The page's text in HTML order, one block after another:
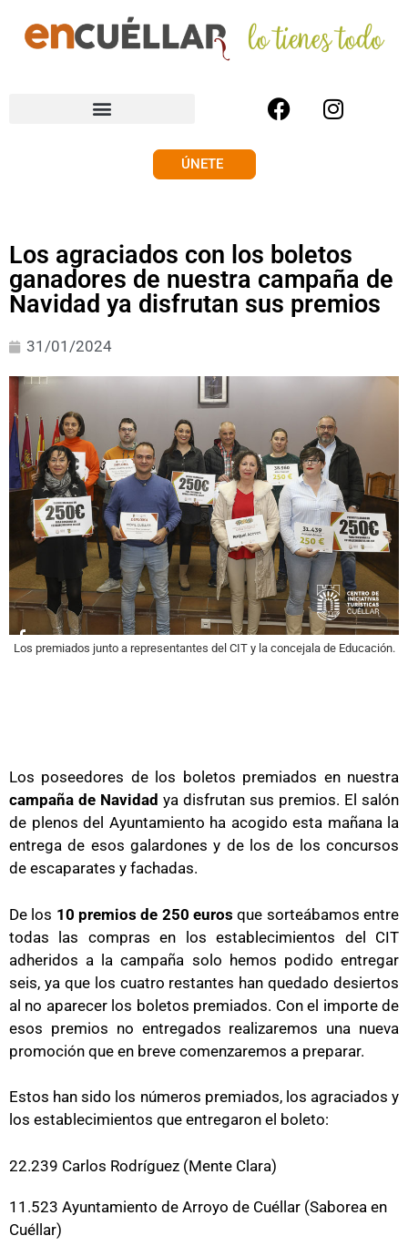
ÚNETE
Los agraciados con los boletos
ganadores de nuestra campaña de
Navidad ya disfrutan sus premios
31/01/2024
Los premiados junto a representantes del CIT y la concejala de Educación.
Los poseedores de los boletos premiados en nuestra
campaña de Navidad ya disfrutan sus premios. El salón
de plenos del Ayuntamiento ha acogido esta mañana la
entrega de esos galardones y de los de los concursos
de escaparates y fachadas.
De los 10 premios de 250 euros que sorteábamos entre
todas las compras en los establecimientos del CIT
adheridos a la campaña solo hemos podido entregar
seis, ya que los cuatro restantes han quedado desiertos
al no aparecer los boletos premiados. Con el importe de
esos premios no entregados realizaremos una nueva
promoción que en breve comenzaremos a preparar.
Estos han sido los números premiados, los agraciados y
los establecimientos que entregaron el boleto:
22.239 Carlos Rodríguez (Mente Clara)
11.523 Ayuntamiento de Arroyo de Cuéllar (Saborea en
Cuéllar)